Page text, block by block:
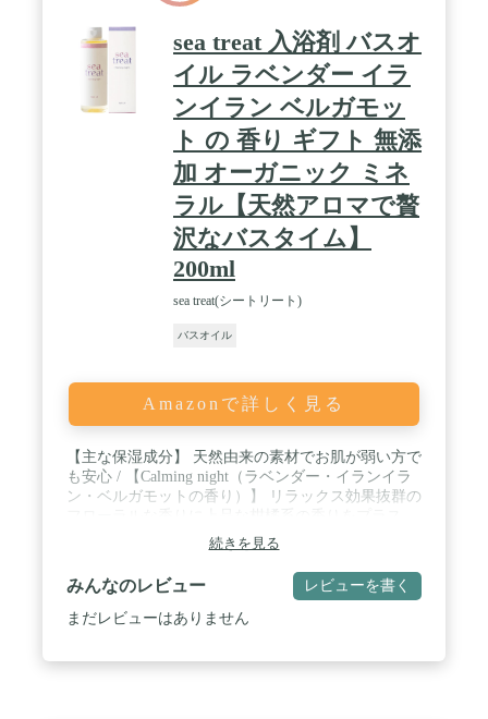
ッサージするように肌へ馴染ませてもOK。詰まる
ことなく流せるので、普段通りのお風呂掃除で問題
ございません。 / 全成分: ＤＰＧ、香料、水、コメ
ヌカ油、アルガニアスピノサ核油、カニナバラ果実
油、ヒマワリ種子油、ヤシ油脂肪酸ＰＥＧ－７グリ
セリル、キハダ樹脂エキス、トコフェロール、ジパ
ルミチン酸アスコルビル / お友達やご家族への結婚
祝い、出産祝い、新築祝い、誕生日などのお祝い事
の贈り物にも最適です。
sea treat 入浴剤 バスオ
イル ラベンダー イラ
ンイラン ベルガモッ
ト の 香り ギフト 無添
加 オーガニック ミネ
ラル【天然アロマで贅
沢なバスタイム】
200ml
sea treat(シートリート)
バスオイル
Amazonで詳しく見る
【主な保湿成分】 天然由来の素材でお肌が弱い方で
も安心 / 【Calming night（ラベンダー・イランイラ
ン・ベルガモットの香り）】 リラックス効果抜群の
就寝前やリラックスしたい時に。 / 【天然アロマの
香りで贅沢スパ】 sea treatのバスオイルは、天然植
物由来のエッセンシャルオイルを100％使用した高
品質なバスオイルです。 入浴後もアロマのほのかな
香りが持続！心地の良い香りに包まれて心も体もリ
続きを見る
みんなのレビュー レビューを書く
まだレビューはありません